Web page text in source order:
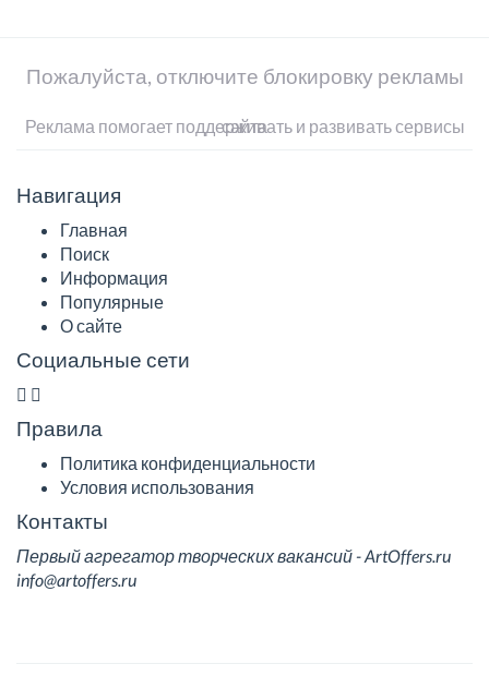
Пожалуйста, отключите блокировку рекламы
Реклама помогает поддерживать и развивать сервисы сайта
Навигация
Главная
Поиск
Информация
Популярные
О сайте
Социальные сети
Правила
Политика конфиденциальности
Условия использования
Контакты
Первый агрегатор творческих вакансий - ArtOffers.ru
info@artoffers.ru